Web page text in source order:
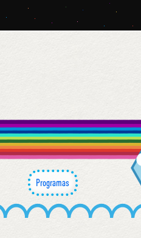
Programas